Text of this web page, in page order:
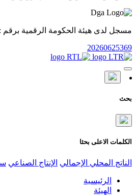
مسجل لدى هيئة الحكومة الرقمية برقم :
20260625369
بحث
الكلمات الاعلى بحثا
الناتج المحلي الإجمالي الإنتاج الصناعي
الرئيسية
الهيئة